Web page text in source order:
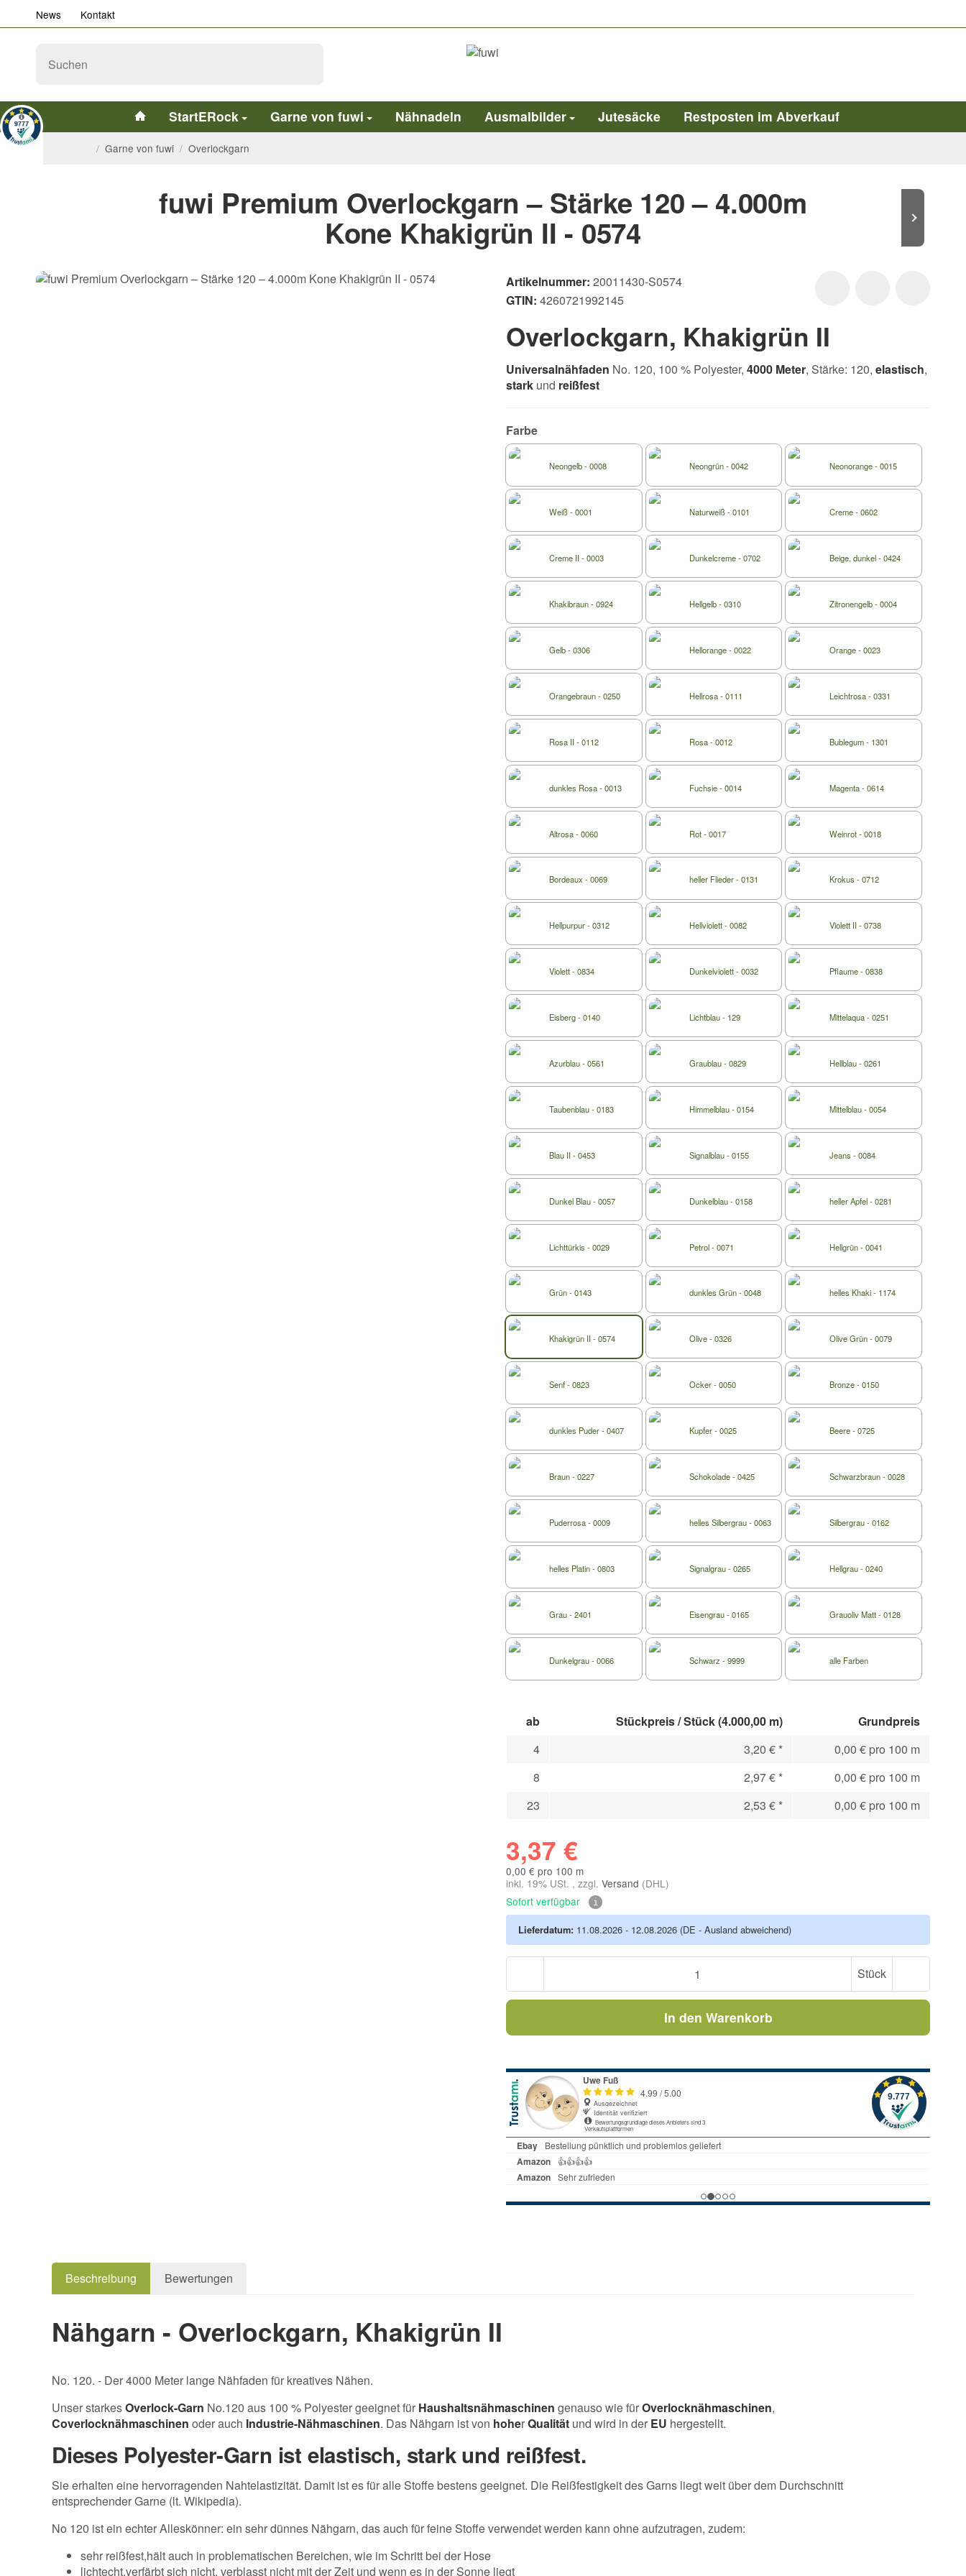
News Kontakt
StartERock Garne von fuwi Nähnadeln Ausmalbilder Jutesäcke Restposten im Abverkauf
/ Garne von fuwi / Overlockgarn
fuwi Premium Overlockgarn – Stärke 120 – 4.000m
Kone Khakigrün II - 0574
Artikelnummer: 20011430-S0574
GTIN: 4260721992145
Overlockgarn, Khakigrün II
Universalnähfaden No. 120, 100 % Polyester, 4000 Meter, Stärke: 120, elastisch,
stark und reißfest
Farbe
Neongelb - 0008 Neongrün - 0042 Neonorange - 0015
Weiß - 0001 Naturweiß - 0101 Creme - 0602
Creme II - 0003 Dunkelcreme - 0702 Beige, dunkel - 0424
Khakibraun - 0924 Hellgelb - 0310 Zitronengelb - 0004
Gelb - 0306 Hellorange - 0022 Orange - 0023
Orangebraun - 0250 Hellrosa - 0111 Leichtrosa - 0331
Rosa II - 0112 Rosa - 0012 Bublegum - 1301
dunkles Rosa - 0013 Fuchsie - 0014 Magenta - 0614
Altrosa - 0060 Rot - 0017 Weinrot - 0018
Bordeaux - 0069 heller Flieder - 0131 Krokus - 0712
Hellpurpur - 0312 Hellviolett - 0082 Violett II - 0738
Violett - 0834 Dunkelviolett - 0032 Pflaume - 0838
Eisberg - 0140 Lichtblau - 129 Mittelaqua - 0251
Azurblau - 0561 Graublau - 0829 Hellblau - 0261
Taubenblau - 0183 Himmelblau - 0154 Mittelblau - 0054
Blau II - 0453 Signalblau - 0155 Jeans - 0084
Dunkel Blau - 0057 Dunkelblau - 0158 heller Apfel - 0281
Lichttürkis - 0029 Petrol - 0071 Hellgrün - 0041
Grün - 0143 dunkles Grün - 0048 helles Khaki - 1174
Khakigrün II - 0574 Olive - 0326 Olive Grün - 0079
Senf - 0823 Ocker - 0050 Bronze - 0150
dunkles Puder - 0407 Kupfer - 0025 Beere - 0725
Braun - 0227 Schokolade - 0425 Schwarzbraun - 0028
Puderrosa - 0009 helles Silbergrau - 0063 Silbergrau - 0162
helles Platin - 0803 Signalgrau - 0265 Hellgrau - 0240
Grau - 2401 Eisengrau - 0165 Grauoliv Matt - 0128
Dunkelgrau - 0066 Schwarz - 9999 alle Farben
ab Stückpreis / Stück (4.000,00 m)
Grundpreis
4
3,20 € *
0,00 € pro 100 m
8
2,97 € *
0,00 € pro 100 m
23
2,53 € * 0,00 € pro 100 m
3,37 €
0,00 € pro 100 m
inkl. 19% USt. , zzgl. Versand (DHL)
Sofort verfügbar
Lieferdatum: 11.08.2026 - 12.08.2026 (DE - Ausland abweichend)
Stück
In den Warenkorb
Beschreibung Bewertungen
Nähgarn - Overlockgarn, Khakigrün II
No. 120. - Der 4000 Meter lange Nähfaden für kreatives Nähen.
Unser starkesOverlock-Garn No.120 aus 100 % Polyester geeignet für Haushaltsnähmaschinen genauso wie fürOverlocknähmaschinen,
Coverlocknähmaschinen oder auch Industrie-Nähmaschinen. Das Nähgarn ist von hoherQualität und wird in der EU hergestellt.
Dieses Polyester-Garn ist elastisch, stark und reißfest.
Sie erhalten eine hervorragenden Nahtelastizität. Damit ist es für alle Stoffe bestens geeignet. Die Reißfestigkeit des Garns liegt weit über dem Durchschnitt
entsprechender Garne (lt. Wikipedia).
No 120 ist ein echter Alleskönner: ein sehr dünnes Nähgarn, das auch für feine Stoffe verwendet werden kann ohne aufzutragen, zudem:
sehr reißfest,hält auch in problematischen Bereichen, wie im Schritt bei der Hose
lichtecht,verfärbt sich nicht, verblasst nicht mit der Zeit und wenn es in der Sonne liegt